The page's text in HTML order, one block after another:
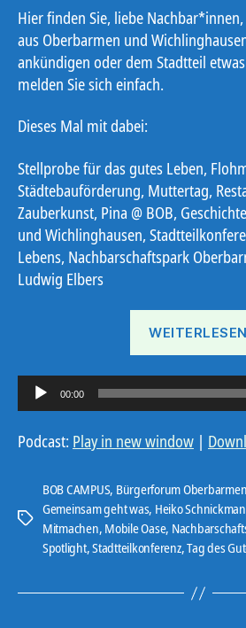
Hier finden Sie, liebe
aus Oberbarmen und
ankündigen oder dem Stadtteil
melden Sie sich einfach.
Dieses Mal mit dabei:
Stellprobe für das gutes Leben,
Städtebauförderung, Muttertag,
Zauberkunst, Pina @ BOB,
und Wichlinghausen,
Lebens, Nachbarschaftspark
Ludwig Elbers
WEITERLESEN
u
d
-
P
00:00
Podcast: Play in new window |
Schlagwörter
BOB CAMPUS, Bürgerforum Oberbarmen
Gemeinsam geht was, Heiko
Mitmachen, Mobile Oase,
Spotlight,Stadtteilkonferenz,Tag des